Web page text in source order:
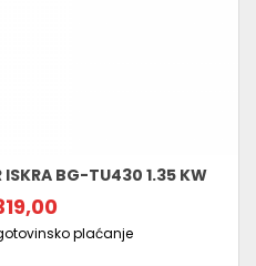
ISKRA BG-TU430 1.35 KW
plaćanje